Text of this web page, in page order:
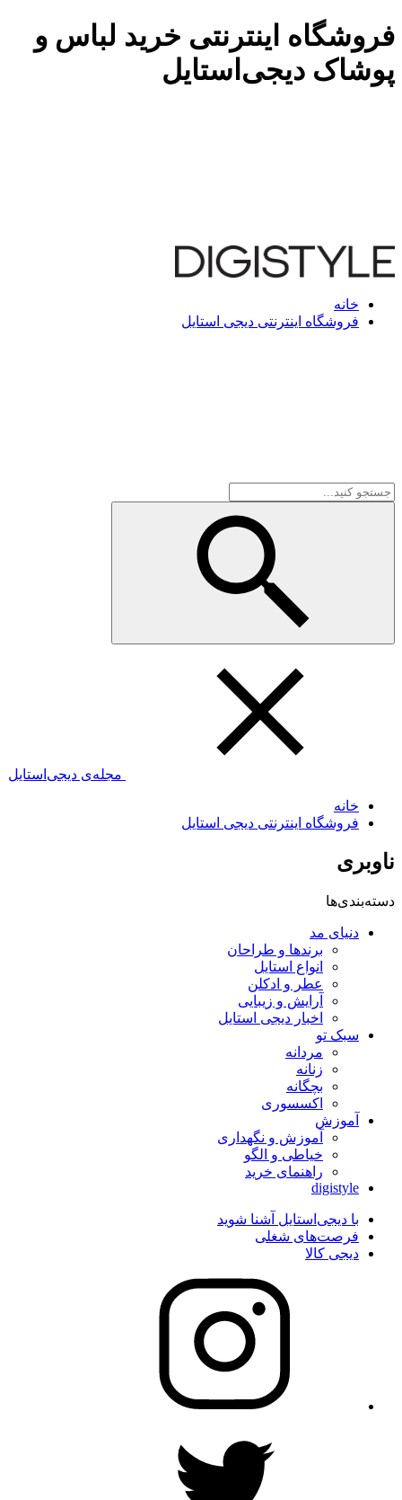
فروشگاه اینترنتی خرید لباس و
پوشاک دیجی‌استایل
خانه
فروشگاه اینترنتی دیجی استایل
مجله‌ی دیجی‌استایل
خانه
فروشگاه اینترنتی دیجی استایل
ناوبری
دسته‌بندی‌ها
دنیای مد
برندها و طراحان
انواع استایل
عطر و ادکلن
آرایش و زیبایی
اخبار دیجی استایل
سبک تو
مردانه
زنانه
بچگانه
اکسسوری
آموزش
آموزش و نگهداری
خیاطی و الگو
راهنمای خرید
digistyle
با دیجی‌استایل آشنا شوید
فرصت‌های شغلی
دیجی کالا